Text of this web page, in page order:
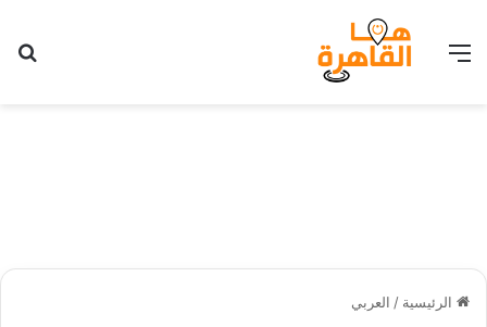
القائمة
الرئيسية / العربي